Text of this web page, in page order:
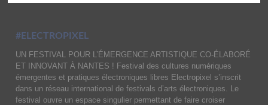
#ELECTROPIXEL
UN FESTIVAL POUR L’ÉMERGENCE ARTISTIQUE CO-ÉLABORÉ
ET INNOVANT À NANTES ! Festival des cultures numériques
émergentes et pratiques électroniques libres Electropixel s’inscrit
dans un réseau international de festivals d’arts électroniques. Le
festival ouvre un espace singulier permettant de faire croiser